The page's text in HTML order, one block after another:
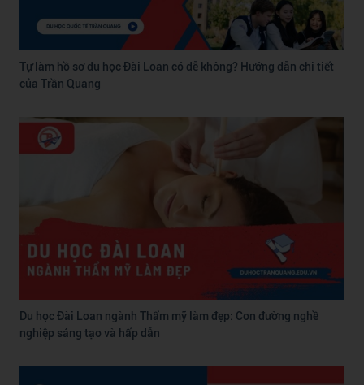
Tự làm hồ sơ du học Đài Loan có dễ không? Hướng dẫn chi tiết
của Trần Quang
Du học Đài Loan ngành Thẩm mỹ làm đẹp: Con đường nghề
nghiệp sáng tạo và hấp dẫn